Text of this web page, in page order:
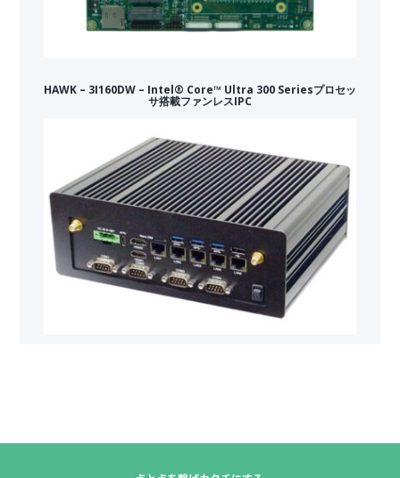
HAWK – 3I160DW – Intel® Core™ Ultra 300 Seriesプロセッ
サ搭載ファンレスIPC